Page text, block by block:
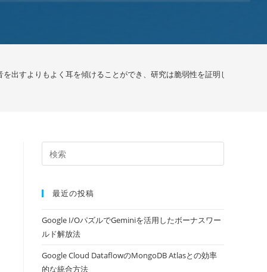
を出すよりもよく耳を傾けることができ、研究は脆弱性を証明しました /
最近の投稿
Google I/OパズルでGeminiを活用したボーナスワー
ルド解放法
Google Cloud DataflowのMongoDB Atlasとの効率
的な統合方法